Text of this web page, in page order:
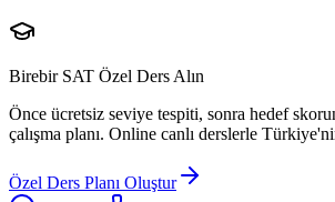
Birebir SAT Özel Ders Alın
Önce ücretsiz seviye tespiti, sonra hedef
çalışma planı. Online canlı derslerle
Özel Ders Planı Oluştur